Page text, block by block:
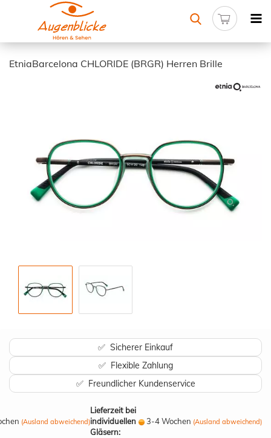
EtniaBarcelona CHLORIDE (BRGR) Herren Brille
✅ Sicherer Einkauf
✅ Flexible Zahlung
✅ Freundlicher Kundenservice
(Ausland abweichend)
Lieferzeit bei
individuellen
Gläsern:
3-4 Wochen (Ausland abweichend)